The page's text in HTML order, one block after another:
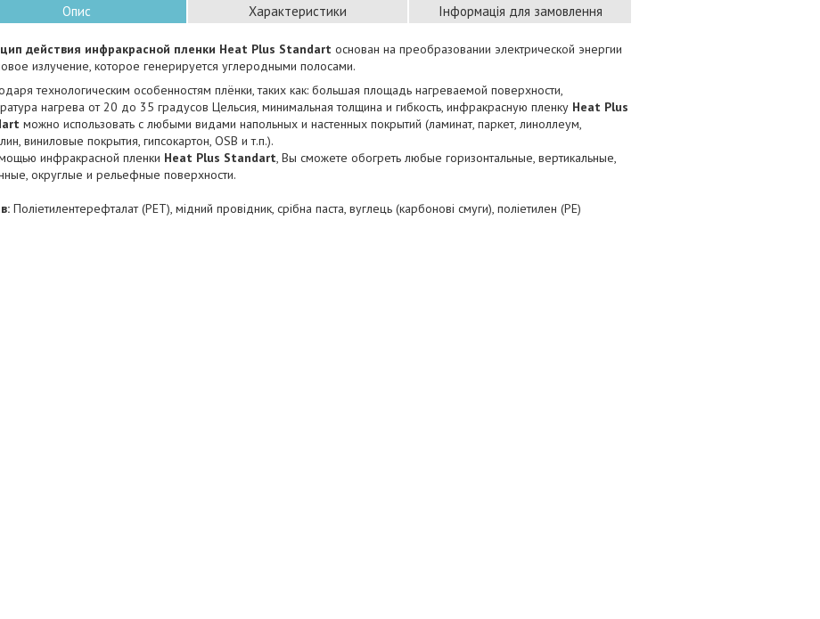
Опис Характеристики Інформація для замовлення
действия инфракрасной пленки Heat Plus Standart основан на преобразовании электрической энергии
излучение, которое генерируется углеродными полосами.
технологическим особенностям плёнки, таких как: большая площадь нагреваемой поверхности,
нагрева от 20 до 35 градусов Цельсия, минимальная толщина и гибкость, инфракрасную пленку Heat Plus
можно использовать с любыми видами напольных и настенных покрытий (ламинат, паркет, линоллеум,
виниловые покрытия, гипсокартон, OSB и т.п.).
инфракрасной пленки Heat Plus Standart , Вы сможете обогреть любые горизонтальные, вертикальные,
округлые и рельефные поверхности.
Поліетилентерефталат (РЕТ), мідний провідник, срібна паста, вуглець (карбонові смуги), поліетилен (РЕ)